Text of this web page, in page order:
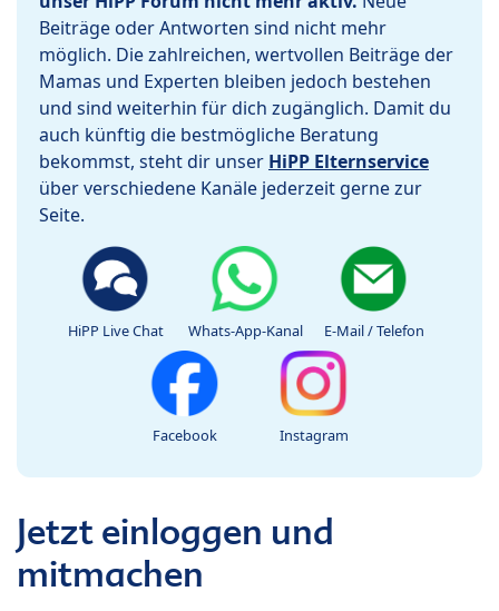
Beiträge oder Antworten sind nicht mehr
möglich. Die zahlreichen, wertvollen Beiträge der
Mamas und Experten bleiben jedoch bestehen
und sind weiterhin für dich zugänglich. Damit du
auch künftig die bestmögliche Beratung
bekommst, steht dir unser HiPP Elternservice
über verschiedene Kanäle jederzeit gerne zur
Seite.
HiPP Live Chat Whats-App-Kanal E-Mail / Telefon
Facebook Instagram
Jetzt einloggen und
mitmachen